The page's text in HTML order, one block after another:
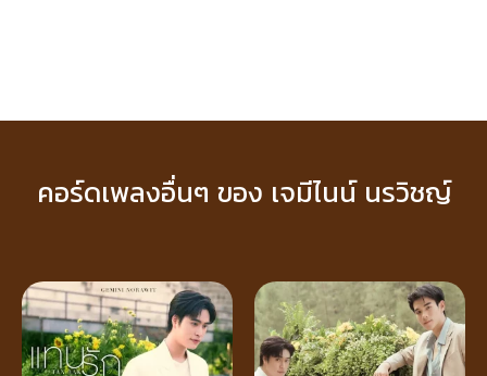
คอร์ดเพลงอื่นๆ ของ เจมีไนน์ นรวิชญ์